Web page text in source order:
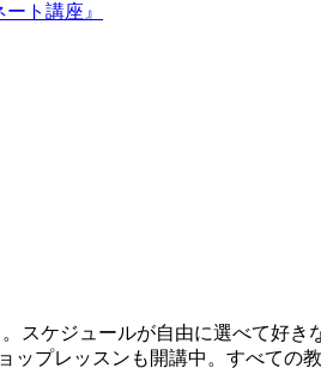
ト講座』
スケジュールが自由に選べて好き
ップレッスンも開講中。すべての